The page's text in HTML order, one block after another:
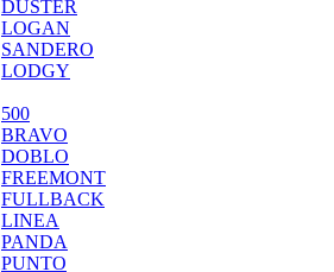
DUSTER
LOGAN
SANDERO
LODGY
500
BRAVO
DOBLO
FREEMONT
FULLBACK
LINEA
PANDA
PUNTO